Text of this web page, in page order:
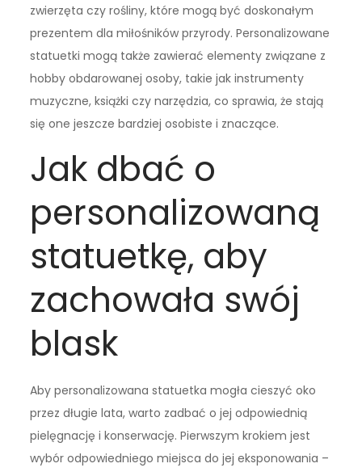
zwierzęta czy rośliny, które mogą być doskonałym
prezentem dla miłośników przyrody. Personalizowane
statuetki mogą także zawierać elementy związane z
hobby obdarowanej osoby, takie jak instrumenty
muzyczne, książki czy narzędzia, co sprawia, że stają
się one jeszcze bardziej osobiste i znaczące.
Jak dbać o
personalizowaną
statuetkę, aby
zachowała swój
blask
Aby personalizowana statuetka mogła cieszyć oko
przez długie lata, warto zadbać o jej odpowiednią
pielęgnację i konserwację. Pierwszym krokiem jest
wybór odpowiedniego miejsca do jej eksponowania –